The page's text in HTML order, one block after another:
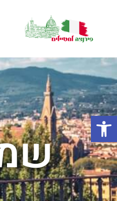
פתח סרגל נגישות